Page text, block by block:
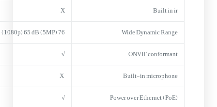
Built in ir
X
Wide Dynamic Range
76 dB (1080p) 65 dB (5MP)
ONVIF conformant
√
Built-in microphone
Power over Ethernet (PoE)
√